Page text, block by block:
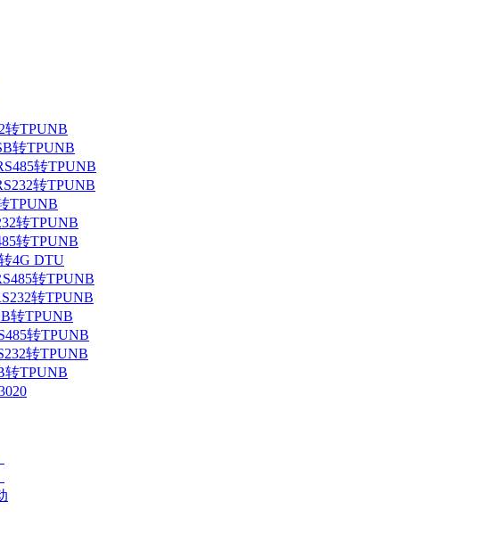
转TPUNB
转TPUNB
转TPUNB
转TPUNB
TPUNB
转TPUNB
转TPUNB
4G DTU
转TPUNB
转TPUNB
转TPUNB
转TPUNB
转TPUNB
转TPUNB